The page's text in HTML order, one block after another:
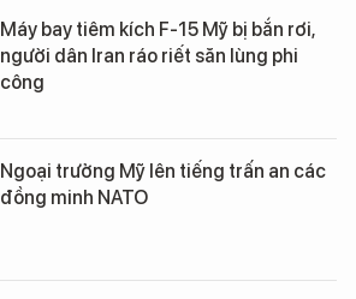
Máy bay tiêm kích F-15 Mỹ bị bắn rơi,
người dân Iran ráo riết săn lùng phi
công
Ngoại trưởng Mỹ lên tiếng trấn an các
đồng minh NATO